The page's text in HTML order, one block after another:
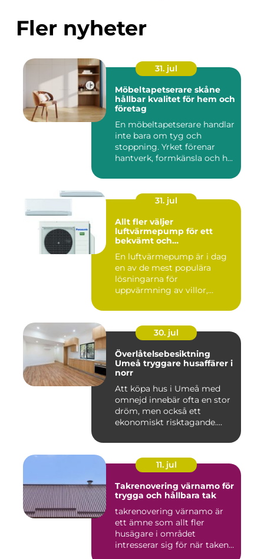
Fler nyheter
31. jul
Möbeltapetserare skåne
hållbar kvalitet för hem och
företag
En möbeltapetserare handlar
inte bara om tyg och
stoppning. Yrket förenar
hantverk, formkänsla och h...
31. jul
Allt fler väljer
luftvärmepump för ett
bekvämt och
En luftvärmepump är i dag
en av de mest populära
lösningarna för
uppvärmning av villor,
30. jul
Överlåtelsebesiktning
Umeå tryggare husaffärer i
norr
Att köpa hus i Umeå med
omnejd innebär ofta en stor
dröm, men också ett
ekonomiskt risktagande.
11. jul
Takrenovering värnamo för
trygga och hållbara tak
takrenovering värnamo är
ett ämne som allt fler
husägare i området
intresserar sig för när taken